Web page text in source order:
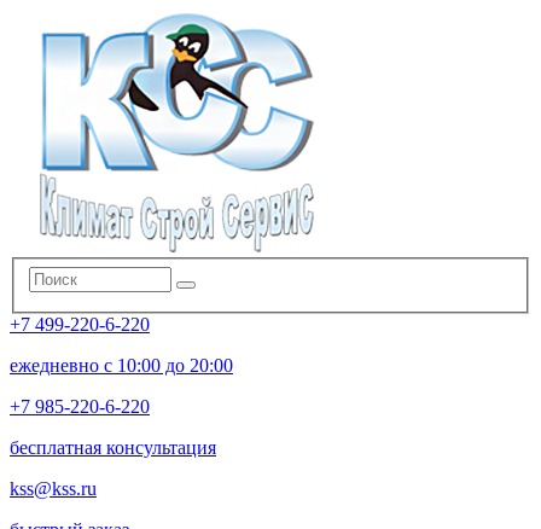
+7 499-220-6-220
ежедневно с 10:00 до 20:00
+7 985-220-6-220
бесплатная консультация
kss@kss.ru